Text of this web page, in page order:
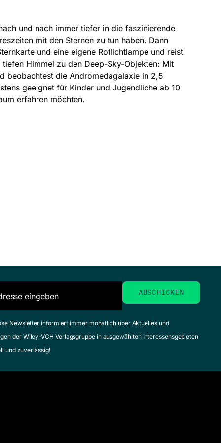
und nach immer tiefer in die faszinierende
mit den Sternen zu tun haben. Dann
und eine eigene Rotlichtlampe und reist
Himmel zu den Deep-Sky-Objekten: Mit
beobachtest die Andromedagalaxie in 2,5
geeignet für Kinder und Jugendliche ab 10
erfahren möchten.
Newsletter informiert immer monatlich über Aktuelles und
der Wiley-VCH Verlagsgruppe in ausgewählten Interessensgebieten
und zuverlässig!